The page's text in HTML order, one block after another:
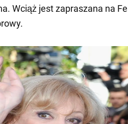
Wciąż jest zapraszana na